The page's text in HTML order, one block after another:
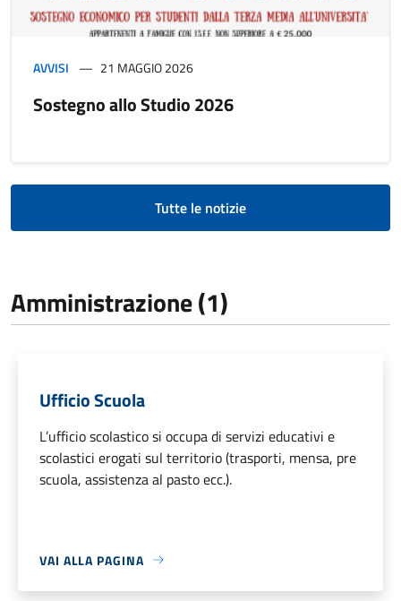
AVVISI 21 MAGGIO 2026
Sostegno allo Studio 2026
Tutte le notizie
Amministrazione (1)
Ufficio Scuola
L’ufficio scolastico si occupa di servizi educativi e
scolastici erogati sul territorio (trasporti, mensa, pre
scuola, assistenza al pasto ecc.).
VAI ALLA PAGINA